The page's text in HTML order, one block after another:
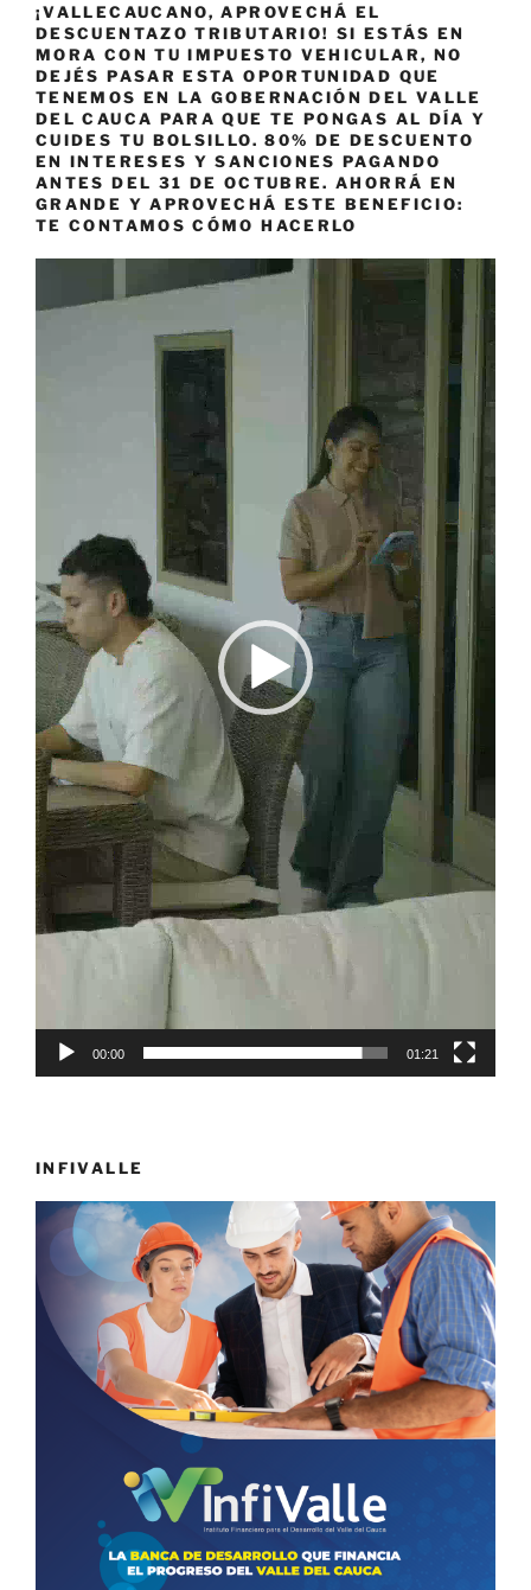
¡VALLECAUCANO, APROVECHÁ EL
DESCUENTAZO TRIBUTARIO! SI ESTÁS EN
MORA CON TU IMPUESTO VEHICULAR, NO
DEJÉS PASAR ESTA OPORTUNIDAD QUE
TENEMOS EN LA GOBERNACIÓN DEL VALLE
DEL CAUCA PARA QUE TE PONGAS AL DÍA Y
CUIDES TU BOLSILLO. 80% DE DESCUENTO
EN INTERESES Y SANCIONES PAGANDO
ANTES DEL 31 DE OCTUBRE. AHORRÁ EN
GRANDE Y APROVECHÁ ESTE BENEFICIO:
TE CONTAMOS CÓMO HACERLO
00:00 01:21
INFIVALLE